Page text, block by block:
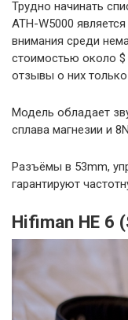
Трудно начинать
ATH-W5000
внимания среди
стоимостью около $
отзывы о них
Модель обладает
сплава магнезии и
Разъёмы в 53mm,
гарантируют
Hifiman HE 6